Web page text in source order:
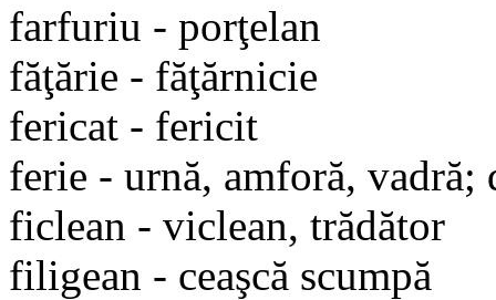
farfuriu - porţelan
făţărie - făţărnicie
fericat - fericit
ferie - urnă, amforă, vadră;
ficlean - viclean, trădător
filigean - ceaşcă scumpă